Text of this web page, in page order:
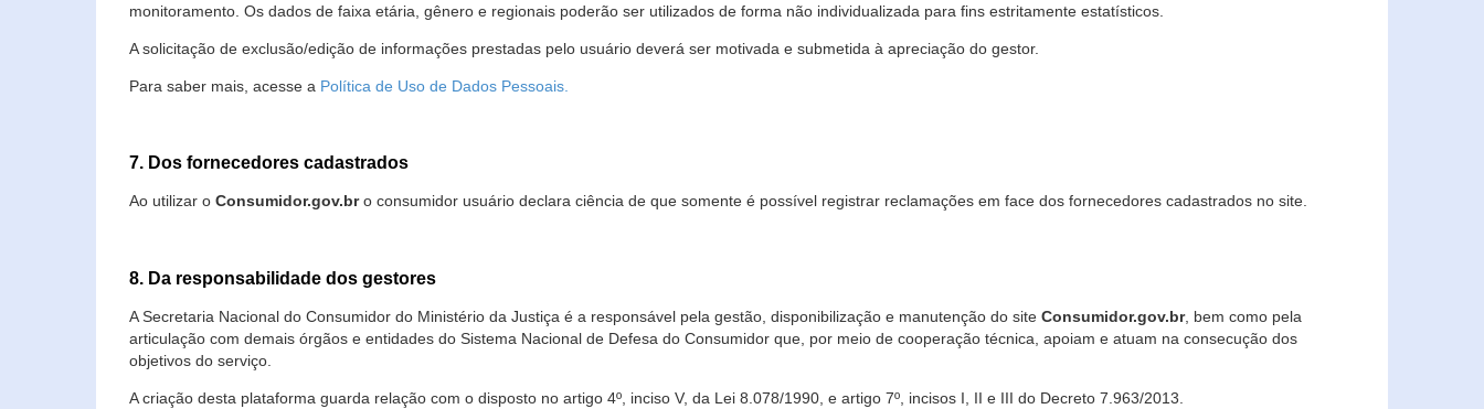
monitoramento. Os dados de faixa etária, gênero e regionais poderão ser utilizados de forma não individualizada para fins estritamente estatísticos.
A solicitação de exclusão/edição de informações prestadas pelo usuário deverá ser motivada e submetida à apreciação do gestor.
Para saber mais, acesse a Política de Uso de Dados Pessoais.
7. Dos fornecedores cadastrados
Ao utilizar o Consumidor.gov.bro consumidor usuário declara ciência de que somente é possível registrar reclamações em face dos fornecedores cadastrados no site.
8. Da responsabilidade dos gestores
A Secretaria Nacional do Consumidor do Ministério da Justiça é a responsável pela gestão, disponibilização e manutenção do site Consumidor.gov.br, bem como pela
articulação com demais órgãos e entidades do Sistema Nacional de Defesa do Consumidor que, por meio de cooperação técnica, apoiam e atuam na consecução dos
objetivos do serviço.
A criação desta plataforma guarda relação com o disposto no artigo 4º, inciso V, da Lei 8.078/1990, e artigo 7º, incisos I, II e III do Decreto 7.963/2013.